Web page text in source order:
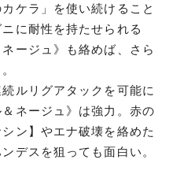
ケラ」を使い続けること
に耐性を持たせられる
ージュ》も絡めば、さら
ルリグアタックを可能に
ネージュ》は強力。赤の
ン】やエナ破壊を絡めた
デスを狙っても面白い。